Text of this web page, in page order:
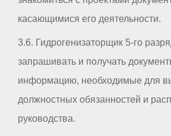
касающимися его деятельности.
3.6. Гидрогенизаторщик 5-го
запрашивать и получать
информацию, необходимые для
должностных обязанностей и
руководства.